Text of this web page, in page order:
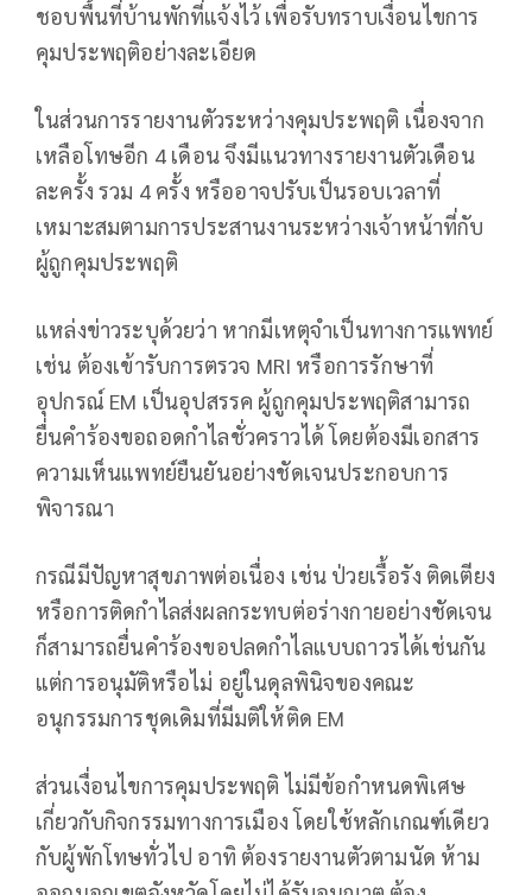
ชอบพื้นที่บ้านพักที่แจ้งไว้ เพื่อรับทราบเงื่อนไขการ
คุมประพฤติอย่างละเอียด
ในส่วนการรายงานตัวระหว่างคุมประพฤติ เนื่องจาก
เหลือโทษอีก 4 เดือน จึงมีแนวทางรายงานตัวเดือน
ละครั้ง รวม 4 ครั้ง หรืออาจปรับเป็นรอบเวลาที่
เหมาะสมตามการประสานงานระหว่างเจ้าหน้าที่กับ
ผู้ถูกคุมประพฤติ
แหล่งข่าวระบุด้วยว่า หากมีเหตุจำเป็นทางการแพทย์
เช่น ต้องเข้ารับการตรวจ MRI หรือการรักษาที่
อุปกรณ์ EM เป็นอุปสรรค ผู้ถูกคุมประพฤติสามารถ
ยื่นคำร้องขอถอดกำไลชั่วคราวได้ โดยต้องมีเอกสาร
ความเห็นแพทย์ยืนยันอย่างชัดเจนประกอบการ
พิจารณา
กรณีมีปัญหาสุขภาพต่อเนื่อง เช่น ป่วยเรื้อรัง ติดเตียง
หรือการติดกำไลส่งผลกระทบต่อร่างกายอย่างชัดเจน
ก็สามารถยื่นคำร้องขอปลดกำไลแบบถาวรได้เช่นกัน
แต่การอนุมัติหรือไม่ อยู่ในดุลพินิจของคณะ
อนุกรรมการชุดเดิมที่มีมติให้ติด EM
ส่วนเงื่อนไขการคุมประพฤติ ไม่มีข้อกำหนดพิเศษ
เกี่ยวกับกิจกรรมทางการเมือง โดยใช้หลักเกณฑ์เดียว
กับผู้พักโทษทั่วไป อาทิ ต้องรายงานตัวตามนัด ห้าม